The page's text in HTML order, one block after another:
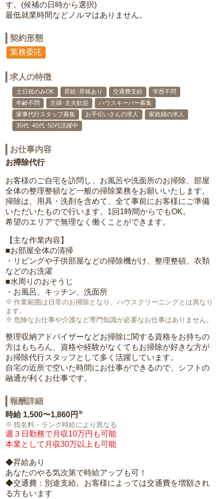
す。(候補の日時から選択)
最低就業時間などノルマはありません。
契約形態
業務委託
求人の特徴
土日祝のみOK 昇給･昇格あり 交通費支給
学歴不問
年齢不問
主婦･主夫歓迎
ハウスキーパー募集
家事代行スタッフ募集
お手伝いさんの求人
家政婦の求人
30代･40代･50代活躍中
お仕事内容
お掃除代行
お客様のご自宅を訪問し、お風呂や洗面所のお掃除、部屋
全体の整理整頓など一般の掃除業務をお願いいたします。
掃除は、用具・洗剤を含めて、全て事前にお客様にご準備
いただいたもので行います。1回1時間からでもOK。
希望のエリアで無理なく働くことができます。
【主な作業内容】
■お部屋全体の清掃
・リビングや子供部屋などの掃除機がけ、整理整頓、衣類
などのお洗濯
■水周りのおそうじ
・お風呂、キッチン、洗面所
作業範囲は日常のお掃除となり、ハウスクリーニングとは異なり
ます。
危険なお仕事や介護など専門知識が必要なお仕事はありません。
整理収納アドバイザーなどお掃除に関する資格をお持ちの
方はもちろん、資格や経験がなくてもお掃除が好きな方が
お掃除代行スタッフとして多く活躍しています。
自宅の近所で空いた時間にお仕事ができるので、シフトの
融通が利くお仕事です。
報酬詳細
時給 1,500〜1,860円 ※
指名料・ランク時給により異なる
週３日勤務で月収10万円も可能
本業として月収30万以上も可能
◆昇給あり
あなたのやる気次第で時給アップも可！
◆交通費：別途支給。お客様によっては交通費を増額され
る方もいます